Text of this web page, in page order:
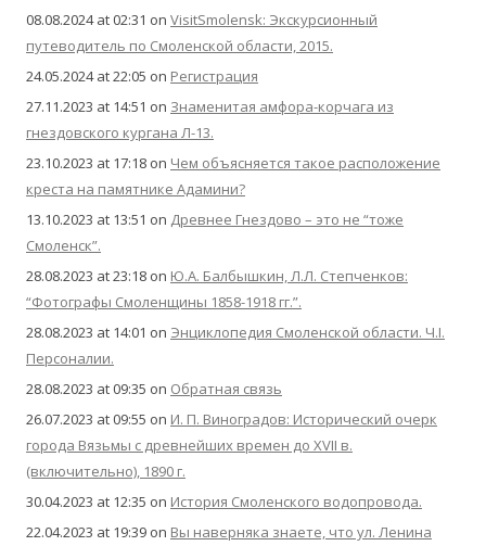
08.08.2024 at 02:31 on VisitSmolensk: Экскурсионный
путеводитель по Смоленской области, 2015.
24.05.2024 at 22:05 on Регистрация
27.11.2023 at 14:51 on Знаменитая амфора-корчага из
гнездовского кургана Л-13.
23.10.2023 at 17:18 on Чем объясняется такое расположение
креста на памятнике Адамини?
13.10.2023 at 13:51 on Древнее Гнездово – это не “тоже
Смоленск”.
28.08.2023 at 23:18 on Ю.А. Балбышкин, Л.Л. Степченков:
“Фотографы Смоленщины 1858-1918 гг.”.
28.08.2023 at 14:01 on Энциклопедия Смоленской области. Ч.I.
Персоналии.
28.08.2023 at 09:35 on Обратная связь
26.07.2023 at 09:55 on И. П. Виноградов: Исторический очерк
города Вязьмы с древнейших времен до XVII в.
(включительно), 1890 г.
30.04.2023 at 12:35 on История Смоленского водопровода.
22.04.2023 at 19:39 on Вы наверняка знаете, что ул. Ленина